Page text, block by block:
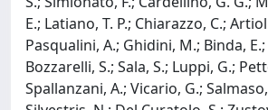
E.; Latiano, T. P.; Chiarazzo, C.;
Pasqualini, A.; Ghidini, M.; Binda,
Bozzarelli, S.; Sala, S.; Luppi, G.;
Spallanzani, A.; Vicario, G.;